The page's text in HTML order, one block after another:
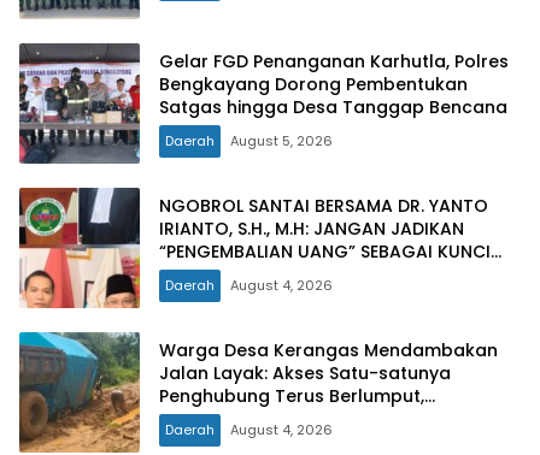
Gelar FGD Penanganan Karhutla, Polres
Bengkayang Dorong Pembentukan
Satgas hingga Desa Tanggap Bencana
Daerah August 5, 2026
NGOBROL SANTAI BERSAMA DR. YANTO
IRIANTO, S.H., M.H: JANGAN JADIKAN
“PENGEMBALIAN UANG” SEBAGAI KUNCI
PINTU KELUAR DARI JERATAN HUKUM
PIDANA KORUPSI
Daerah August 4, 2026
Warga Desa Kerangas Mendambakan
Jalan Layak: Akses Satu-satunya
Penghubung Terus Berlumput,
Menghambat Ekonomi dan Pelayanan
Kesehatan
Daerah August 4, 2026